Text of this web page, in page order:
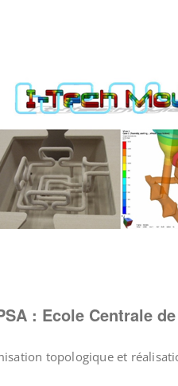
: Ecole Centrale
topologique et